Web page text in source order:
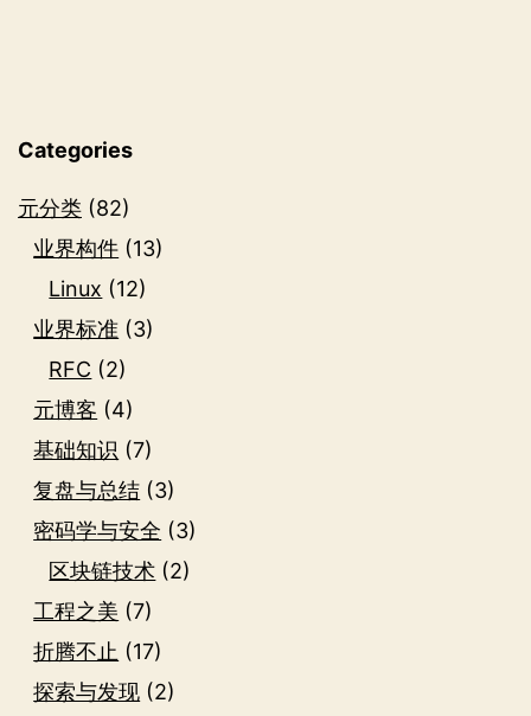
Categories
元分类 (82)
业界构件 (13)
Linux (12)
业界标准 (3)
RFC (2)
元博客 (4)
基础知识 (7)
复盘与总结 (3)
密码学与安全 (3)
区块链技术 (2)
工程之美 (7)
折腾不止 (17)
探索与发现 (2)